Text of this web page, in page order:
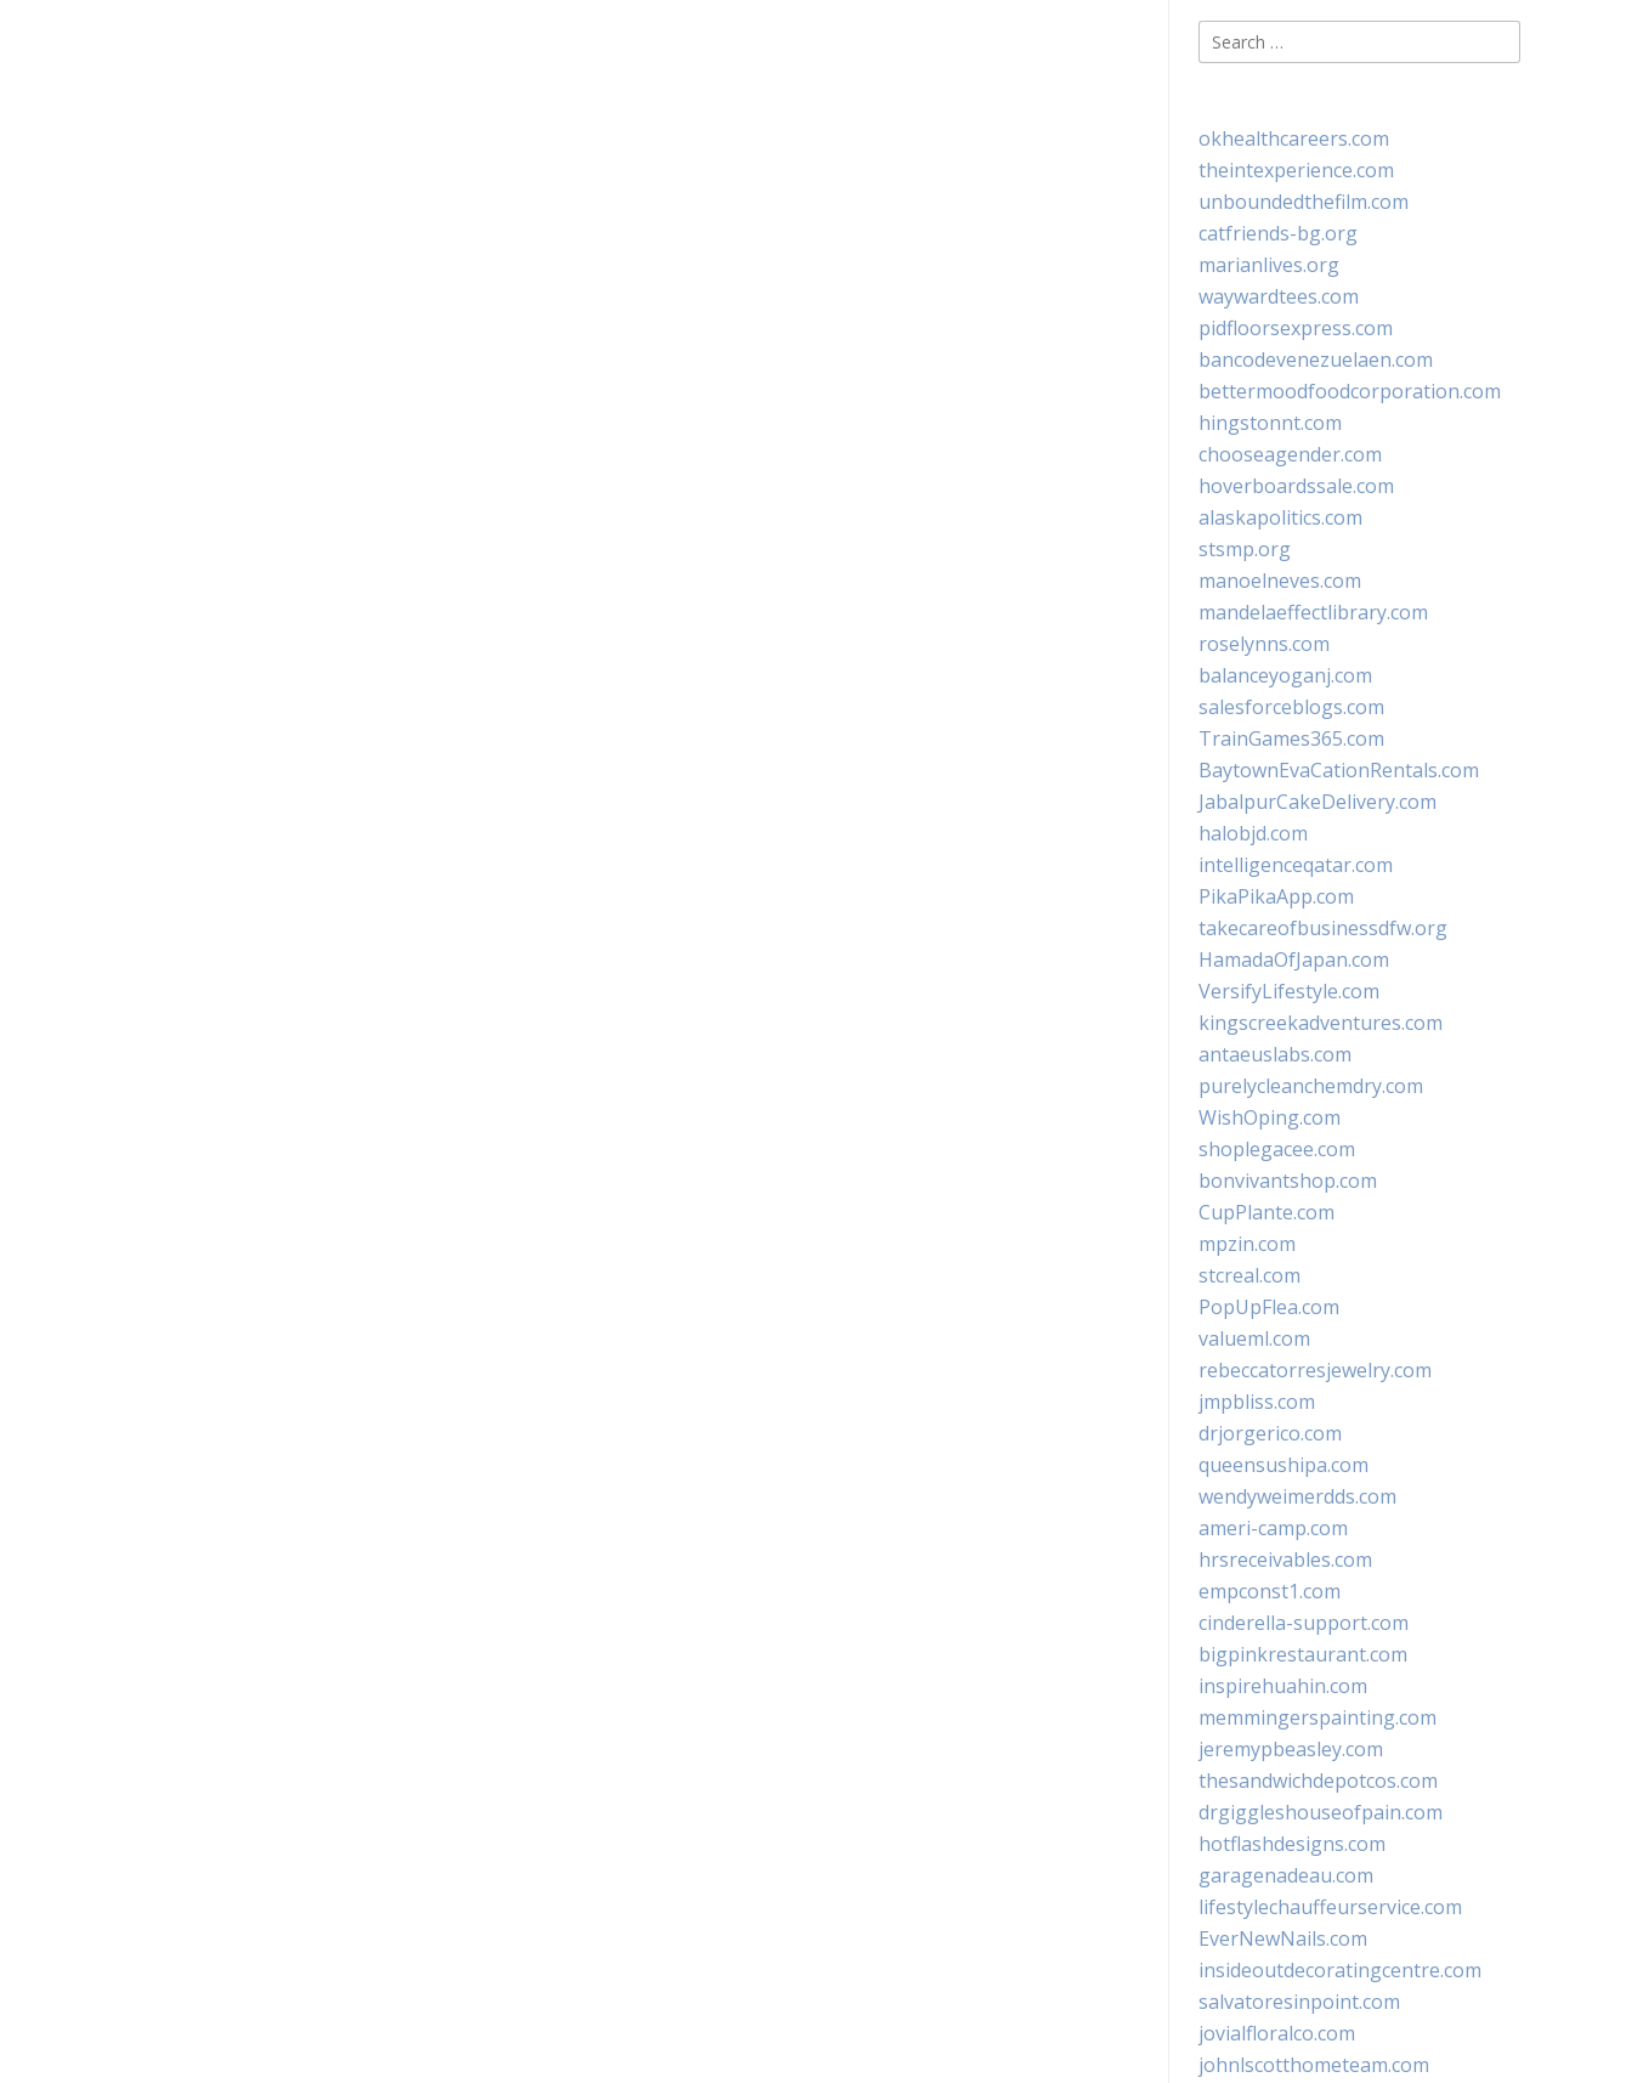
Search
for:
okhealthcareers.com
theintexperience.com
unboundedthefilm.com
catfriends-bg.org
marianlives.org
waywardtees.com
pidfloorsexpress.com
bancodevenezuelaen.com
bettermoodfoodcorporation.com
hingstonnt.com
chooseagender.com
hoverboardssale.com
alaskapolitics.com
stsmp.org
manoelneves.com
mandelaeffectlibrary.com
roselynns.com
balanceyoganj.com
salesforceblogs.com
TrainGames365.com
BaytownEvaCationRentals.com
JabalpurCakeDelivery.com
halobjd.com
intelligenceqatar.com
PikaPikaApp.com
takecareofbusinessdfw.org
HamadaOfJapan.com
VersifyLifestyle.com
kingscreekadventures.com
antaeuslabs.com
purelycleanchemdry.com
WishOping.com
shoplegacee.com
bonvivantshop.com
CupPlante.com
mpzin.com
stcreal.com
PopUpFlea.com
valueml.com
rebeccatorresjewelry.com
jmpbliss.com
drjorgerico.com
queensushipa.com
wendyweimerdds.com
ameri-camp.com
hrsreceivables.com
empconst1.com
cinderella-support.com
bigpinkrestaurant.com
inspirehuahin.com
memmingerspainting.com
jeremypbeasley.com
thesandwichdepotcos.com
drgiggleshouseofpain.com
hotflashdesigns.com
garagenadeau.com
lifestylechauffeurservice.com
EverNewNails.com
insideoutdecoratingcentre.com
salvatoresinpoint.com
jovialfloralco.com
johnlscotthometeam.com